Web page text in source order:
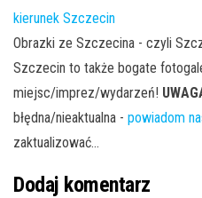
kierunek Szczecin
Obrazki ze Szczecina - czyli
Szczecin to także bogate
miejsc/imprez/wydarzeń!
błędna/nieaktualna - powiadom
zaktualizować...
Dodaj komentarz